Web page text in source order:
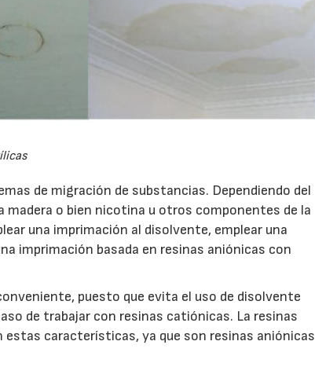
de migración de substancias. Dependiendo del
o bien nicotina u otros componentes de la
una imprimación al disolvente, emplear una
imprimación basada en resinas aniónicas con
puesto que evita el uso de disolvente
de trabajar con resinas catiónicas. La resinas
estas características, ya que son resinas aniónicas